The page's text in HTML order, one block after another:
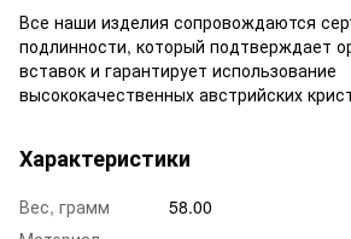
Все наши изделия сопровождаются
подлинности, который подтверждает
вставок и гарантирует использование
высококачественных австрийских
Характеристики
Вес, грамм
58.00